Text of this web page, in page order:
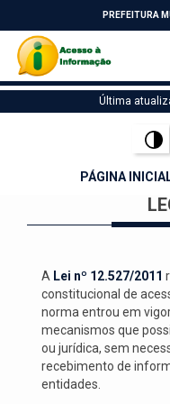
PREFEITURA
Última
PÁGINA
A Lei nº 12.527/2011
constitucional de
norma entrou em
mecanismos que
ou jurídica, sem
recebimento de
entidades.